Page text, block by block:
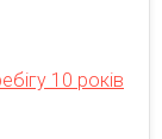
10 років